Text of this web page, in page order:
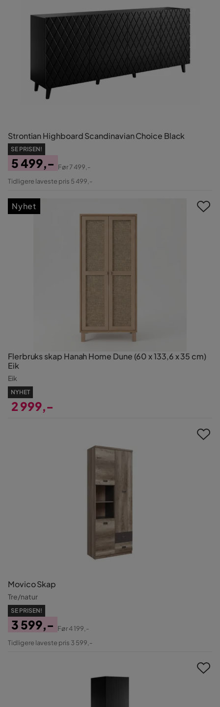
Strontian Highboard Scandinavian Choice Black
SE PRISEN!
Pris
5 499,-
Original
Før7 499,-
Tidligere laveste pris 5 499,-
Flerbruks skap Hanah Home Dune (60 x 133,6 x 35 cm)
Eik
Eik
NYHET
2 999,-
Nyhet
Movico Skap
Tre/natur
SE PRISEN!
Pris
3 599,-
Original
Før4 199,-
Tidligere laveste pris 3 599,-